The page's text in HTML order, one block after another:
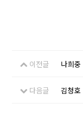
이전글 나희중
다음글 김청호